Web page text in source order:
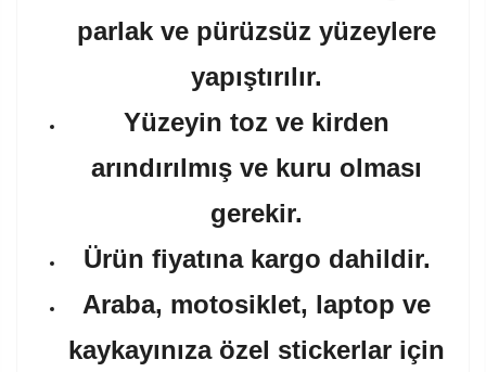
parlak ve pürüzsüz yüzeylere
yapıştırılır.
Yüzeyin toz ve kirden
arındırılmış ve kuru olması
gerekir.
Ürün fiyatına kargo dahildir.
Araba, motosiklet, laptop ve
kaykayınıza özel stickerlar için